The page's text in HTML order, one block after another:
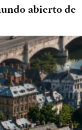
abierto de